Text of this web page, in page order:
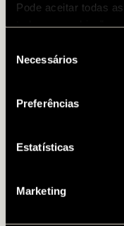
Pode aceitar todas
informação sobre
Necessários
Preferências
Estatísticas
Marketing